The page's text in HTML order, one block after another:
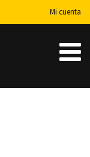
Mi cuenta